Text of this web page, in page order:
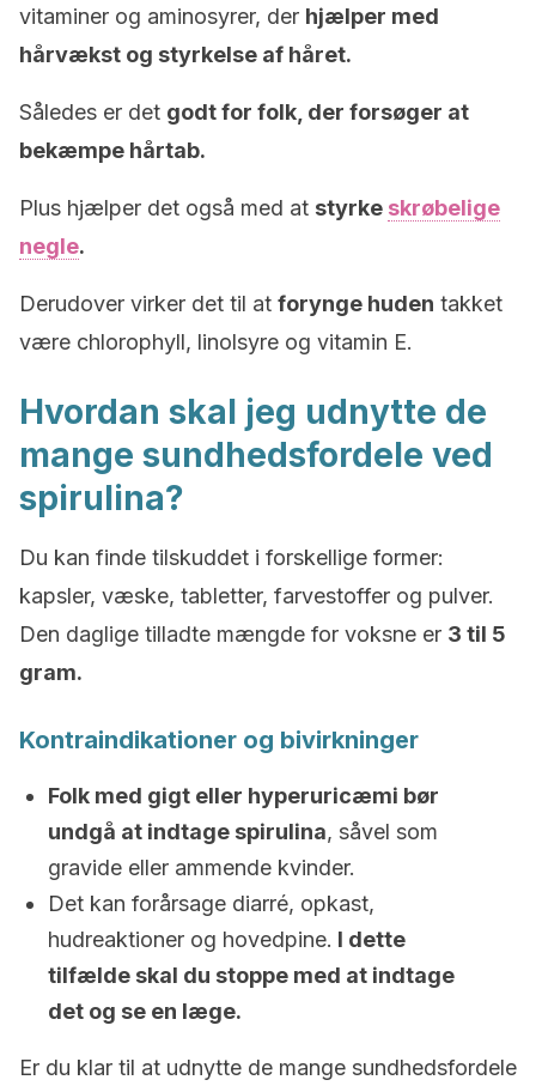
vitaminer og aminosyrer, der hjælper med
hårvækst og styrkelse af håret.
Således er det godt for folk, der forsøger at
bekæmpe hårtab.
Plus hjælper det også med at styrke skrøbelige
negle.
Derudover virker det til at forynge huden takket
være chlorophyll, linolsyre og vitamin E.
Hvordan skal jeg udnytte de
mange sundhedsfordele ved
spirulina?
Du kan finde tilskuddet i forskellige former:
kapsler, væske, tabletter, farvestoffer og pulver.
Den daglige tilladte mængde for voksne er 3 til 5
gram.
Kontraindikationer og bivirkninger
Folk med gigt eller hyperuricæmi bør
undgå at indtage spirulina, såvel som
gravide eller ammende kvinder.
Det kan forårsage diarré, opkast,
hudreaktioner og hovedpine. I dette
tilfælde skal du stoppe med at indtage
det og se en læge.
Er du klar til at udnytte de mange sundhedsfordele